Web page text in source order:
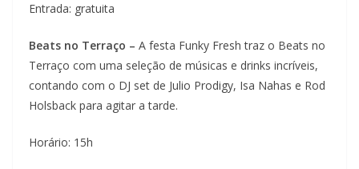
Entrada: gratuita
Beats no Terraço – A festa Funky Fresh traz o Beats no
Terraço com uma seleção de músicas e drinks incríveis,
contando com o DJ set de Julio Prodigy, Isa Nahas e Rod
Holsback para agitar a tarde.
Horário: 15h